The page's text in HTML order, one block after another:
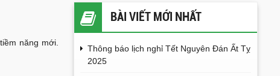
năng mới.
BÀI VIẾT MỚI NHẤT
Thông báo lịch nghỉ Tết Nguyên Đán Ất Tỵ
2025